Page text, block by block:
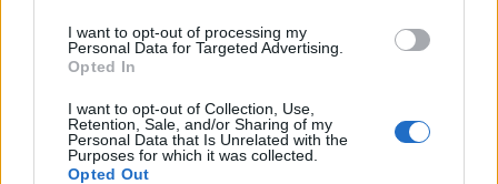
I want to opt-out of processing my
Personal Data for Targeted Advertising.
Opted In
I want to opt-out of Collection, Use,
Retention, Sale, and/or Sharing of my
Personal Data that Is Unrelated with the
Purposes for which it was collected.
Opted Out